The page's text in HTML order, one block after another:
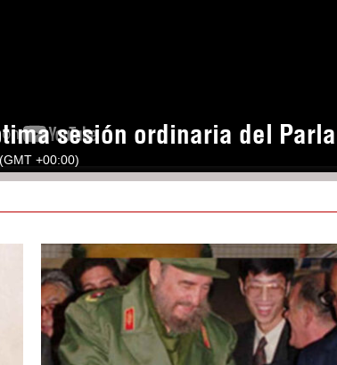
sesión ordinaria del
+00:00)